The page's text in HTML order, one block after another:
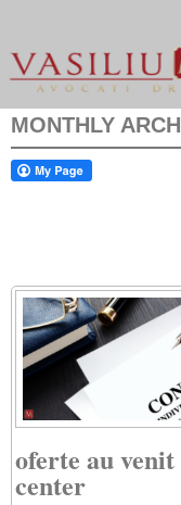
MONTHLY
oferte au
center